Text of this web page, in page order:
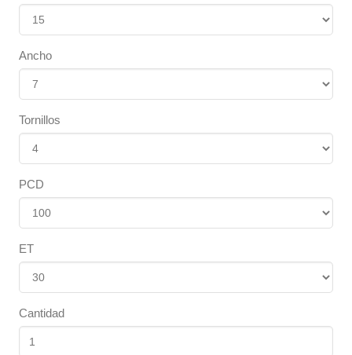
Ancho
Tornillos
PCD
ET
Cantidad